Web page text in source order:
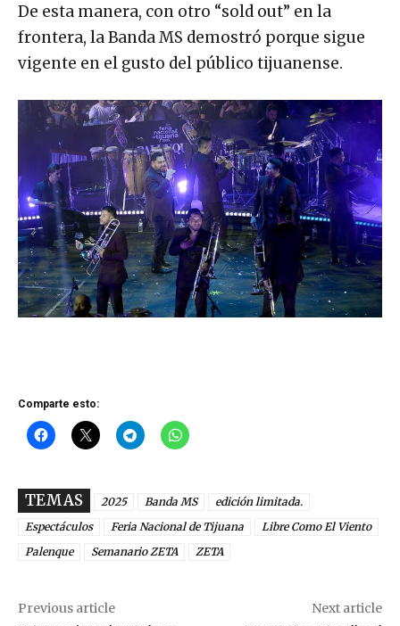
De esta manera, con otro “sold out” en la
frontera, la Banda MS demostró porque sigue
vigente en el gusto del público tijuanense.
Comparte esto:
TEMAS 2025 Banda MS
edición limitada.
Espectáculos
Feria Nacional de Tijuana
Libre Como El Viento
Palenque
Semanario ZETA ZETA
Previous article Next article